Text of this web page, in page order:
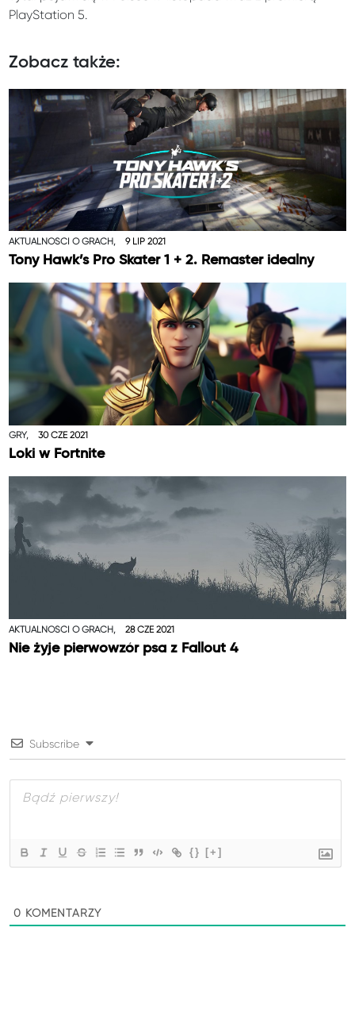
PlayStation 5.
Zobacz także:
AKTUALNOŚCI O GRACH, 9 LIP 2021
Tony Hawk’s Pro Skater 1 + 2. Remaster idealny
GRY, 30 CZE 2021
Loki w Fortnite
AKTUALNOŚCI O GRACH, 28 CZE 2021
Nie żyje pierwowzór psa z Fallout 4
Subscribe
{} [+]
0 KOMENTARZY